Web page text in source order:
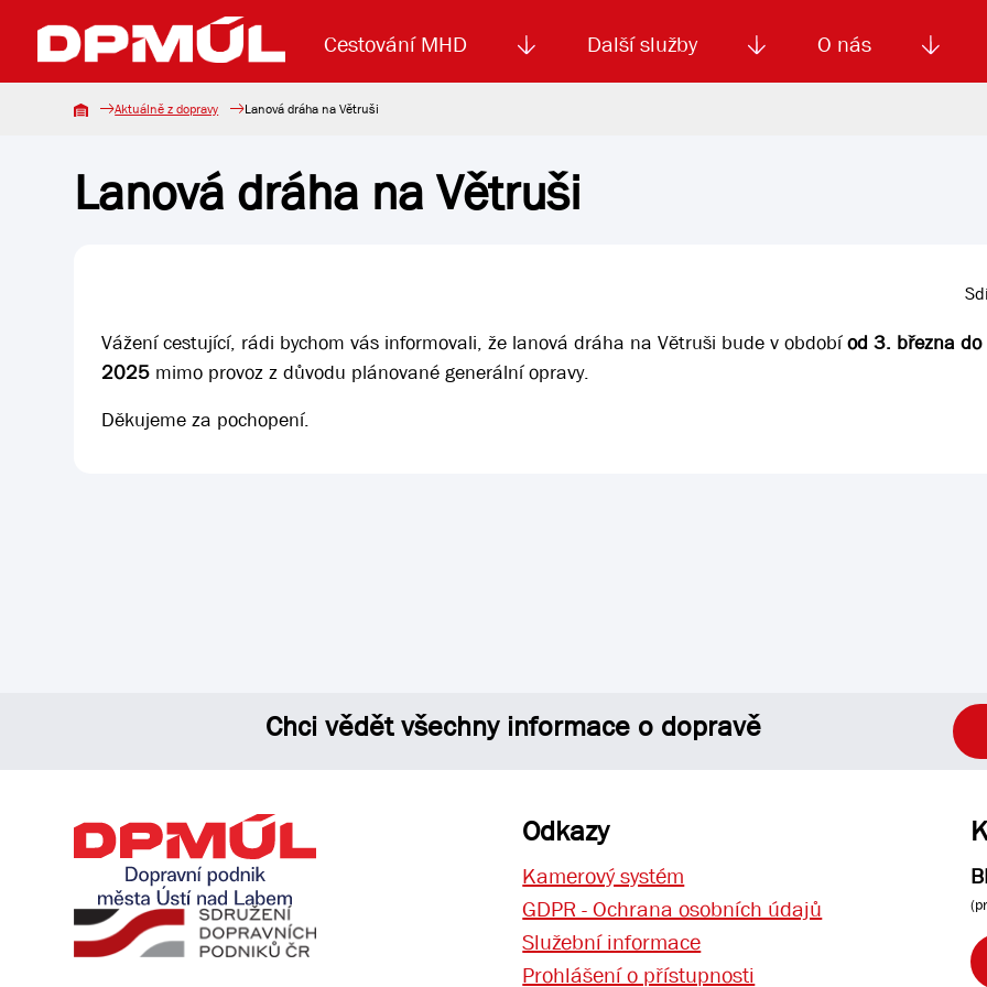
Cestování MHD
Uzavření mostu Dr. E. Beneše Koupit jízdenku Jízdné MHD
Další služby
Lanová dráha Reklama Smluvní doprava
O nás
Základní údaje Aktuality Výběrová řízení
Aktuálně z dopravy Lanová dráha na Větruši
Lanová dráha na Větruši
Vážení cestující, rádi bychom vás informovali, že lanová dráha na Větruši bude v obdobíod 3. března
2025 mimo provoz z důvodu plánované generální opravy.
Děkujeme za pochopení.
Chci vědět všechny informace o dopravě
Odkazy
Kamerový systém
GDPR - Ochrana osobních údajů
Služební informace
Prohlášení o přístupnosti